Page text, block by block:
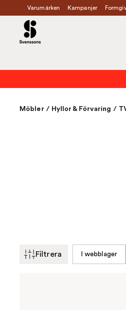
Varumärken Kampanjer
Möbler / Hyllor & Förvaring /
Filtrera I webblager